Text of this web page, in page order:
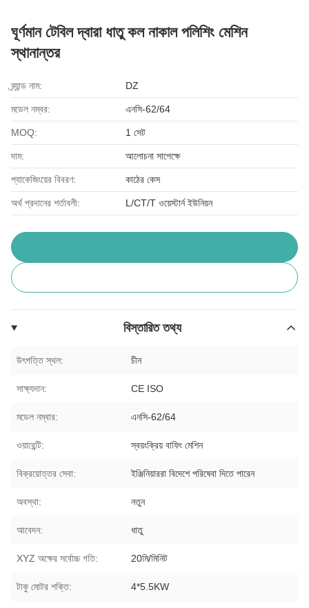
ঘূর্ণমান টেবিল দ্বারা ধাতু কল নাকাল পলিশিং মেশিন
স্থানান্তর
ব্র্যান্ড নাম: DZ
মডেল নম্বর: এনসি-62/64
MOQ: 1 সেট
দাম: আলোচনা সাপেক্ষে
প্যাকেজিংয়ের বিবরণ: কাঠের কেস
অর্থ প্রদানের শর্তাবলী: L/CT/T ওয়েস্টার্ন ইউনিয়ন
বিস্তারিত তথ্য
উৎপত্তি স্থল: চীন
সাক্ষ্যদান: CE ISO
মডেল নম্বার: এনসি-62/64
ওয়ারেন্টি: স্বয়ংক্রিয় বাফিং মেশিন
বিক্রয়োত্তর সেবা: ইঞ্জিনিয়াররা বিদেশে পরিষেবা দিতে পারেন
অবস্থা: নতুন
আবেদন: ধাতু
XYZ অক্ষের সর্বোচ্চ গতি: 20মি/মিনিট
টাকু মোটর শক্তি: 4*5.5KW